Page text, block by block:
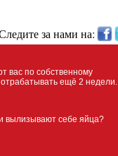
за нами на:
вас по собственному
ещё 2 недели.
вылизывают себе яйца?